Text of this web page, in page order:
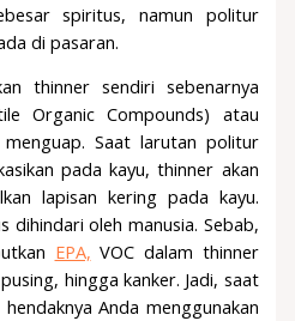
spiritus, namun politur
di pasaran.
thinner sendiri sebenarnya
Organic Compounds) atau
Saat larutan politur
pada kayu, thinner akan
lapisan kering pada kayu.
dihindari oleh manusia. Sebab,
EPA, VOC dalam thinner
hingga kanker. Jadi, saat
Anda menggunakan